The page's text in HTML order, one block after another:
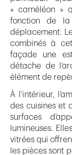
« caméléon »
fonction de
déplacement.
combinés à
façade une
détache de
élément de
À l’intérieur,
des cuisines et
surfaces
lumineuses.
vitrées qui
les pièces sont